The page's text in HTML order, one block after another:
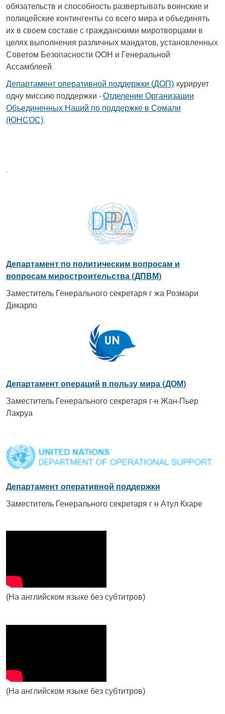
обязательств и способность развертывать воинские и
полицейские контингенты со всего мира и объединять
их в своем составе с гражданскими миротворцами в
целях выполнения различных мандатов, установленных
Советом Безопасности ООН и Генеральной
Ассамблеей.
Департамент оперативной поддержки (ДОП) курирует
одну миссию поддержки -Отделение Организации
Объединенных Наций по поддержке в Сомали
(ЮНСОС).
.
Департамент по политическим вопросам и
вопросам миростроительства (ДПВМ)
Заместитель Генерального секретаря г жа Розмари
Дикарло
Департамент операций в пользу мира (ДОМ)
Заместитель Генерального секретаря г-н Жан-Пьер
Лакруа
Департамент оперативной поддержки
Заместитель Генерального секретаря г н Атул Кхаре
(На английском языке без субтитров)
(На английском языке без субтитров)